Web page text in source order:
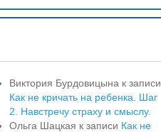
Виктория Бурдовицына к записи
Как не кричать на ребенка. Шаг
2. Навстречу страху и смыслу.
Ольга Шацкая к записи Как не